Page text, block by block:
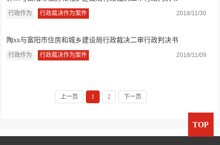
行政作为 行政裁决作为案件 2018/11/30
陶xx与富阳市住房和城乡建设局行政裁决二审行政判决书
行政作为 行政裁决作为案件 2018/11/09
上一页 1 2 下一页
TOP